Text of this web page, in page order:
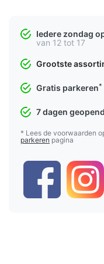
Iedere zondag
van 12 tot 17
Grootste
Gratis parkeren*
7 dagen geopend
* Lees de voorwaarden
parkeren pagina